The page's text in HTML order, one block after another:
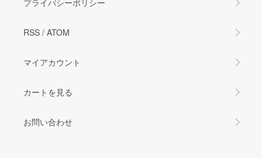
RSS / ATOM
マイアカウント
カートを見る
お問い合わせ